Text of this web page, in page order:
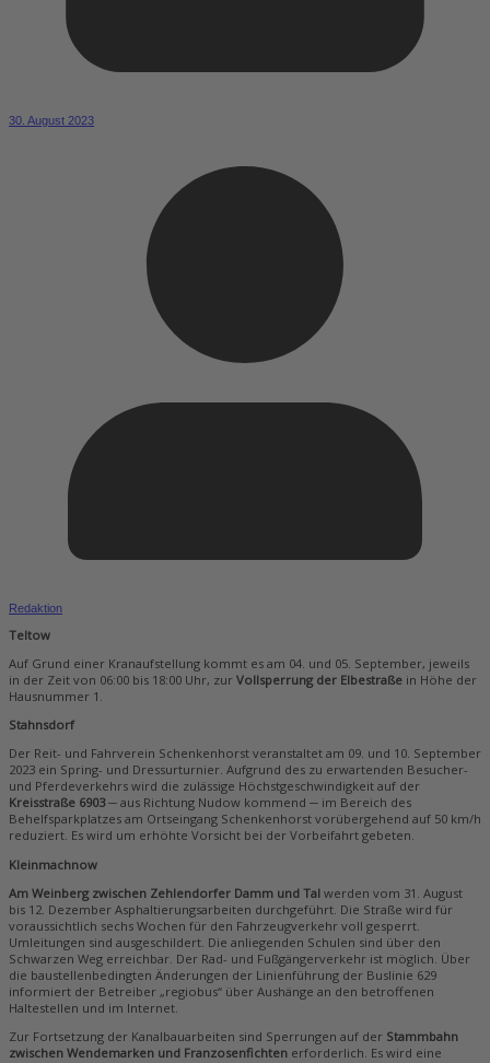
30. August 2023
Redaktion
Teltow
Auf Grund einer Kranaufstellung kommt es am 04. und 05. September, jeweils
in der Zeit von 06:00 bis 18:00 Uhr, zur Vollsperrung der Elbestraße in Höhe der
Hausnummer 1.
Stahnsdorf
Der Reit- und Fahrverein Schenkenhorst veranstaltet am 09. und 10. September
2023 ein Spring- und Dressurturnier. Aufgrund des zu erwartenden Besucher-
und Pferdeverkehrs wird die zulässige Höchstgeschwindigkeit auf der
Kreisstraße 6903─ aus Richtung Nudow kommend ─ im Bereich des
Behelfsparkplatzes am Ortseingang Schenkenhorst vorübergehend auf 50 km/h
reduziert. Es wird um erhöhte Vorsicht bei der Vorbeifahrt gebeten.
Kleinmachnow
Am Weinberg zwischen Zehlendorfer Damm und Tal werden vom 31. August
bis 12. Dezember Asphaltierungsarbeiten durchgeführt. Die Straße wird für
voraussichtlich sechs Wochen für den Fahrzeugverkehr voll gesperrt.
Umleitungen sind ausgeschildert. Die anliegenden Schulen sind über den
Schwarzen Weg erreichbar. Der Rad- und Fußgängerverkehr ist möglich. Über
die baustellenbedingten Änderungen der Linienführung der Buslinie 629
informiert der Betreiber „regiobus“ über Aushänge an den betroffenen
Haltestellen und im Internet.
Zur Fortsetzung der Kanalbauarbeiten sind Sperrungen auf der Stammbahn
zwischen Wendemarken und Franzosenfichten erforderlich. Es wird eine